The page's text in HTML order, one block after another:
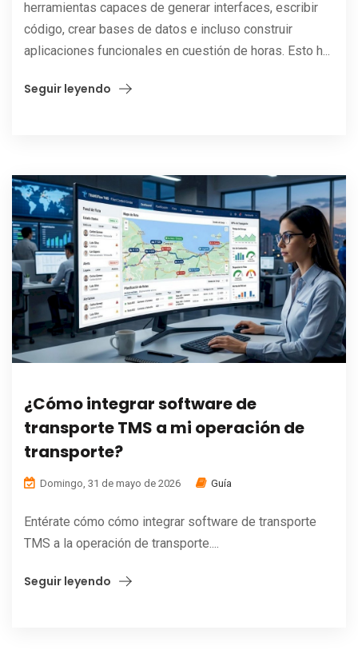
herramientas capaces de generar interfaces, escribir
código, crear bases de datos e incluso construir
aplicaciones funcionales en cuestión de horas. Esto h...
Seguir leyendo
¿Cómo integrar software de
transporte TMS a mi operación de
transporte?
Domingo, 31 de mayo de 2026 Guía
Entérate cómo cómo integrar software de transporte
TMS a la operación de transporte....
Seguir leyendo